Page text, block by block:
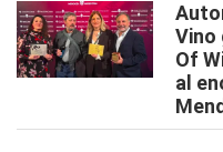
Vino
Of
al